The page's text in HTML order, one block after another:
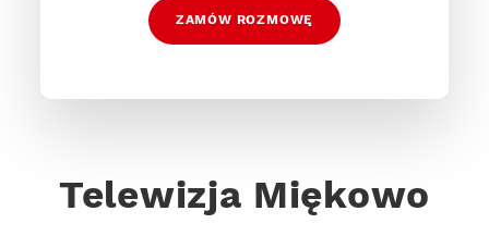
ZAMÓW ROZMOWĘ
Telewizja Miękowo